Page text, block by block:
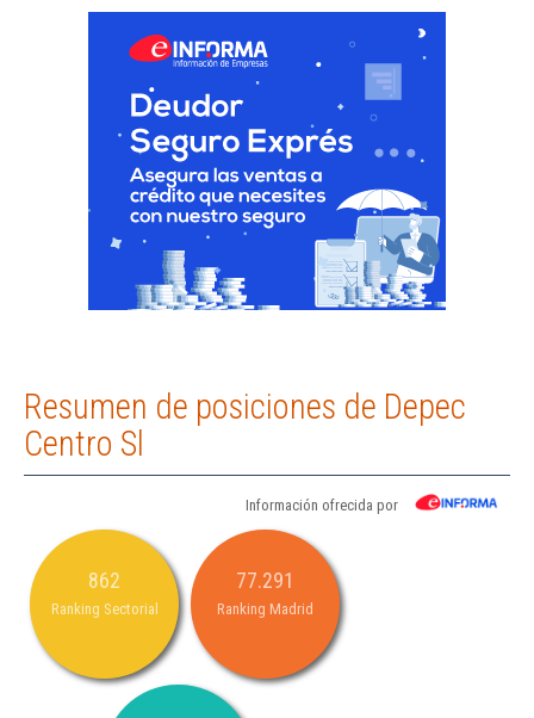
Resumen de posiciones de Depec
Centro Sl
Información ofrecida por
862
Ranking Sectorial
77.291
Ranking Madrid